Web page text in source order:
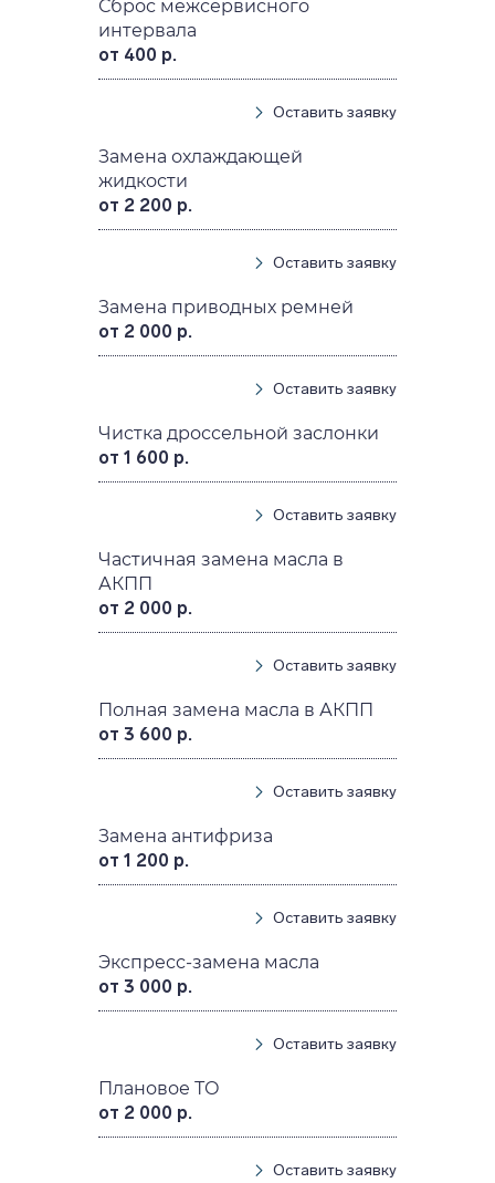
Сброс межсервисного
интервала
от 400 р.
Оставить заявку
Замена охлаждающей
жидкости
от 2 200 р.
Оставить заявку
Замена приводных ремней
от 2 000 р.
Оставить заявку
Чистка дроссельной заслонки
от 1 600 р.
Оставить заявку
Частичная замена масла в
АКПП
от 2 000 р.
Оставить заявку
Полная замена масла в АКПП
от 3 600 р.
Оставить заявку
Замена антифриза
от 1 200 р.
Оставить заявку
Экспресс-замена масла
от 3 000 р.
Оставить заявку
Плановое ТО
от 2 000 р.
Оставить заявку